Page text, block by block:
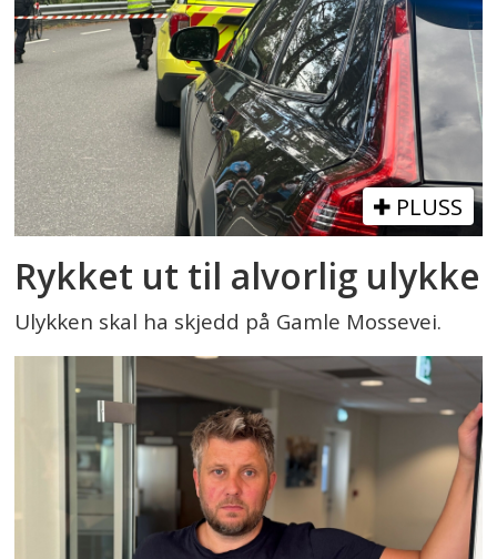
PLUSS
Rykket ut til alvorlig ulykke
Ulykken skal ha skjedd på Gamle Mossevei.